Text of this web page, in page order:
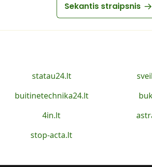
Sekantis straipsnis
statau24.lt
buitinetechnika24.lt
4in.lt
stop-acta.lt